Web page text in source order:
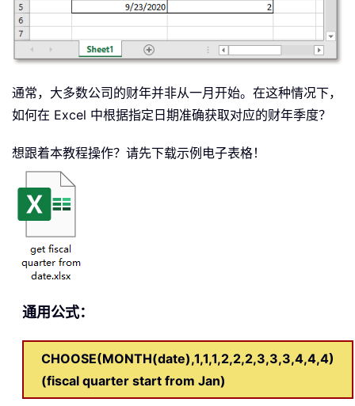
通常，大多数公司的财年并非从一月开始。在这种情况下，
如何在 Excel 中根据指定日期准确获取对应的财年季度？
想跟着本教程操作？请先下载示例电子表格！
通用公式：
CHOOSE(MONTH(date),1,1,1,2,2,2,3,3,3,4,4,4)
(fiscal quarter start from Jan)